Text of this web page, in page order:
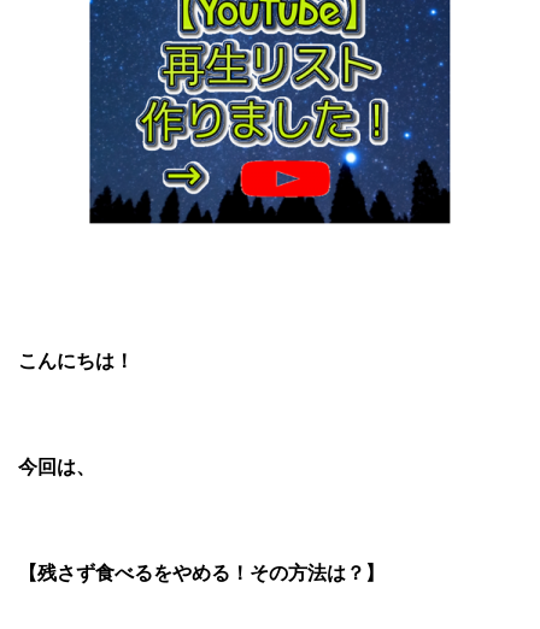
こんにちは！
今回は、
【残さず食べるをやめる！その方法は？】